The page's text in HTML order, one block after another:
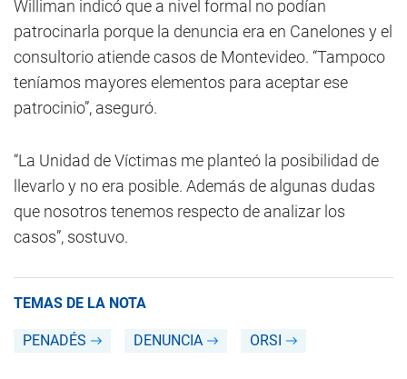
Williman indicó que a nivel formal no podían
patrocinarla porque la denuncia era en Canelones y el
consultorio atiende casos de Montevideo. “Tampoco
teníamos mayores elementos para aceptar ese
patrocinio”, aseguró.
“La Unidad de Víctimas me planteó la posibilidad de
llevarlo y no era posible. Además de algunas dudas
que nosotros tenemos respecto de analizar los
casos”, sostuvo.
TEMAS DE LA NOTA
PENADÉS DENUNCIA ORSI